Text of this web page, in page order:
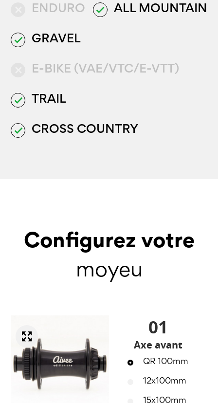
ENDURO done ALL MOUNTAIN
done GRAVEL
E-BIKE (VAE/VTC/E-VTT)
done TRAIL
done CROSS COUNTRY
Configurez votre
moyeu
01
Axe avant
QR 100mm
12x100mm
15x100mm